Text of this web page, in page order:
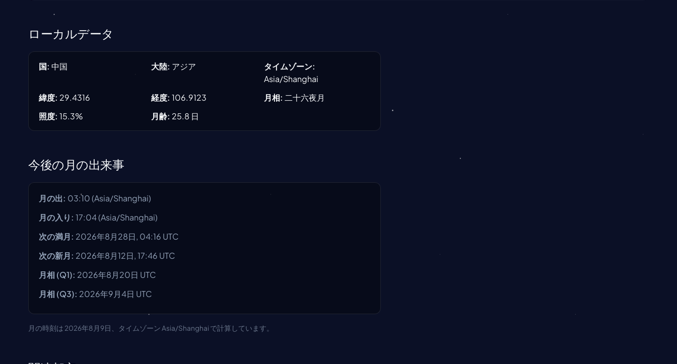
ローカルデータ
国: 中国 大陸: アジア タイムゾーン:
Asia/Shanghai
緯度: 29.4316 経度: 106.9123 月相: 二十六夜月
照度: 15.3% 月齢: 25.8 日
今後の月の出来事
月の出: 03:10(Asia/Shanghai)
月の入り : 17:04(Asia/Shanghai)
次の満月 : 2026年8月28日, 04:16 UTC
次の新月 : 2026年8月12日, 17:46 UTC
月相 (Q1): 2026年8月20日 UTC
月相 (Q3): 2026年9月4日 UTC
月の時刻は 2026年8月9日、タイムゾーン Asia/Shanghai で計算しています。